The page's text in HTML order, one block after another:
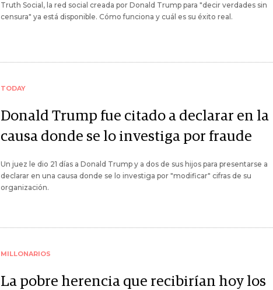
Truth Social, la red social creada por Donald Trump para "decir verdades sin
censura" ya está disponible. Cómo funciona y cuál es su éxito real.
TODAY
Donald Trump fue citado a declarar en la
causa donde se lo investiga por fraude
Un juez le dio 21 días a Donald Trump y a dos de sus hijos para presentarse a
declarar en una causa donde se lo investiga por "modificar" cifras de su
organización.
MILLONARIOS
La pobre herencia que recibirían hoy los